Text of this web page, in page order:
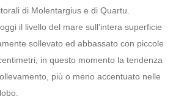
di Molentargius e di Quartu.
il livello del mare sull’intera superficie
sollevato ed abbassato con piccole
in questo momento la tendenza
più o meno accentuato nelle